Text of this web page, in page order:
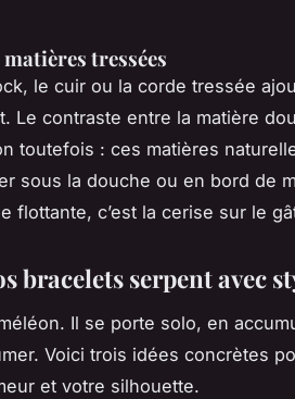
tressées
le cuir ou la corde tressée
Le contraste entre la matière
toutefois : ces matières
sous la douche ou en bord de
flottante, c’est la cerise sur le
bracelets serpent avec
Il se porte solo, en
Voici trois idées concrètes
et votre silhouette.